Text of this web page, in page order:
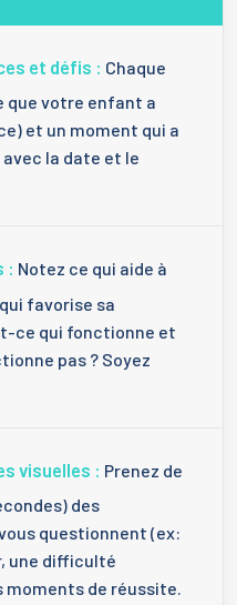
et défis : Chaque
que votre enfant a
et un moment qui a
la date et le
: Notez ce qui aide à
favorise sa
ce qui fonctionne et
pas ? Soyez
visuelles : Prenez de
des
questionnent (ex:
une difficulté
moments de réussite.